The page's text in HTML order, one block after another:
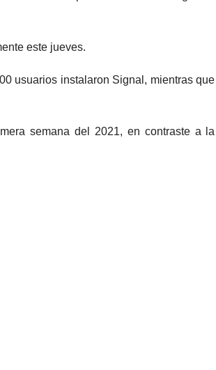
este jueves.
usuarios instalaron Signal, mientras que
semana del 2021, en contraste a la